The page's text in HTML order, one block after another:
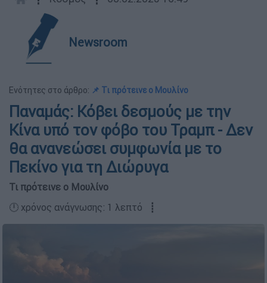
Newsroom
Ενότητες στο άρθρο: 📌 Τι πρότεινε ο Μουλίνο
Παναμάς: Κόβει δεσμούς με την
Κίνα υπό τον φόβο του Τραμπ - Δεν
θα ανανεώσει συμφωνία με το
Πεκίνο για τη Διώρυγα
Τι πρότεινε ο Μουλίνο
🕛 χρόνος ανάγνωσης: 1 λεπτό ┋